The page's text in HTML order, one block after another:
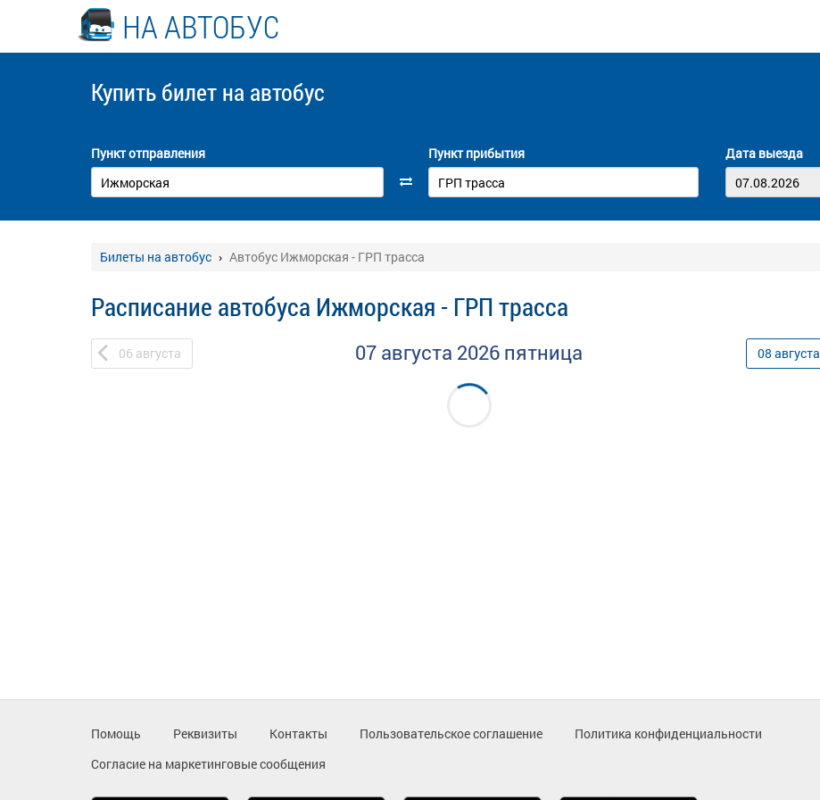
НА АВТОБУС
Купить билет на автобус
Пункт отправления Пункт прибытия Дата выезда
Билеты на автобус Автобус Ижморская - ГРП трасса
Расписание автобуса Ижморская - ГРП трасса
06 августа 07 августа 2026 пятница 08 августа
Помощь Реквизиты Контакты Пользовательское соглашение
Политика конфиденциальности
Согласие на маркетинговые сообщения